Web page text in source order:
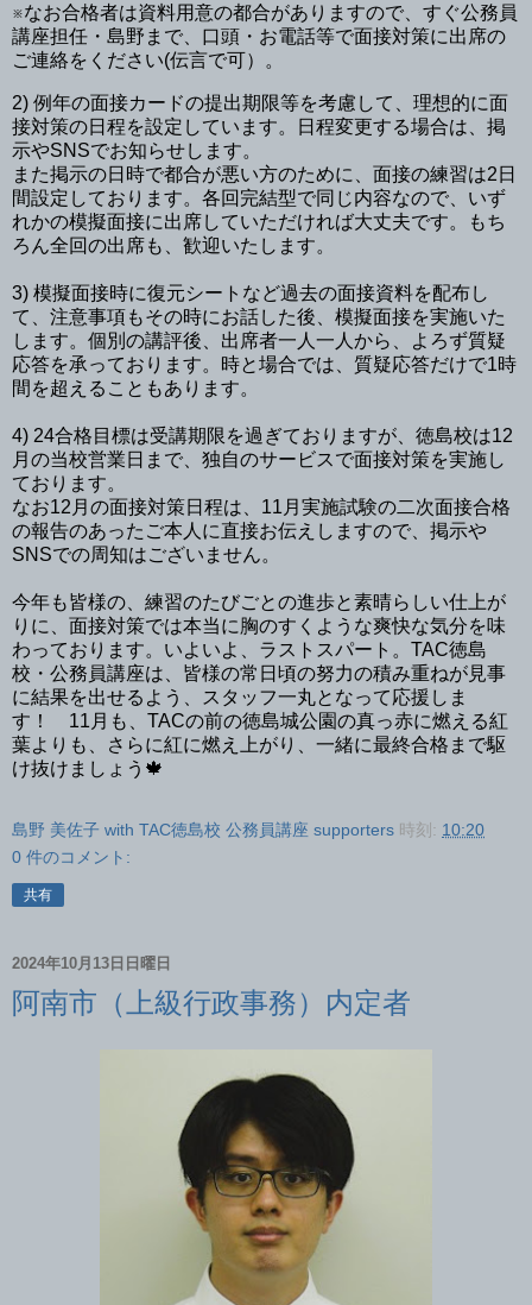
※なお合格者は資料用意の都合がありますので、すぐ公務員
講座担任・島野まで、口頭・お電話等で面接対策に出席の
ご連絡をください(伝言で可）。
2) 例年の面接カードの提出期限等を考慮して、理想的に面
接対策の日程を設定しています。日程変更する場合は、掲
示やSNSでお知らせします。
また掲示の日時で都合が悪い方のために、面接の練習は2日
間設定しております。各回完結型で同じ内容なので、いず
れかの模擬面接に出席していただければ大丈夫です。もち
ろん全回の出席も、歓迎いたします。
3) 模擬面接時に復元シートなど過去の面接資料を配布し
て、注意事項もその時にお話した後、模擬面接を実施いた
します。個別の講評後、出席者一人一人から、よろず質疑
応答を承っております。時と場合では、質疑応答だけで1時
間を超えることもあります。
4) 24合格目標は受講期限を過ぎておりますが、徳島校は12
月の当校営業日まで、独自のサービスで面接対策を実施し
ております。
なお12月の面接対策日程は、11月実施試験の二次面接合格
の報告のあったご本人に直接お伝えしますので、掲示や
SNSでの周知はございません。
今年も皆様の、練習のたびごとの進歩と素晴らしい仕上が
りに、面接対策では本当に胸のすくような爽快な気分を味
わっております。いよいよ、ラストスパート。TAC徳島
校・公務員講座は、皆様の常日頃の努力の積み重ねが見事
に結果を出せるよう、スタッフ一丸となって応援しま
す！ 11月も、TACの前の徳島城公園の真っ赤に燃える紅
葉よりも、さらに紅に燃え上がり、一緒に最終合格まで駆
け抜けましょう🍁
島野 美佐子 with TAC徳島校 公務員講座 supporters 時刻: 10:20
0 件のコメント:
共有
2024年10月13日日曜日
阿南市（上級行政事務）内定者